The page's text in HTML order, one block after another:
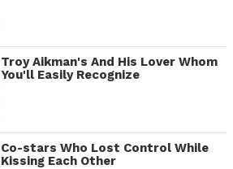
Troy Aikman's And His Lover Whom
You'll Easily Recognize
Co-stars Who Lost Control While
Kissing Each Other